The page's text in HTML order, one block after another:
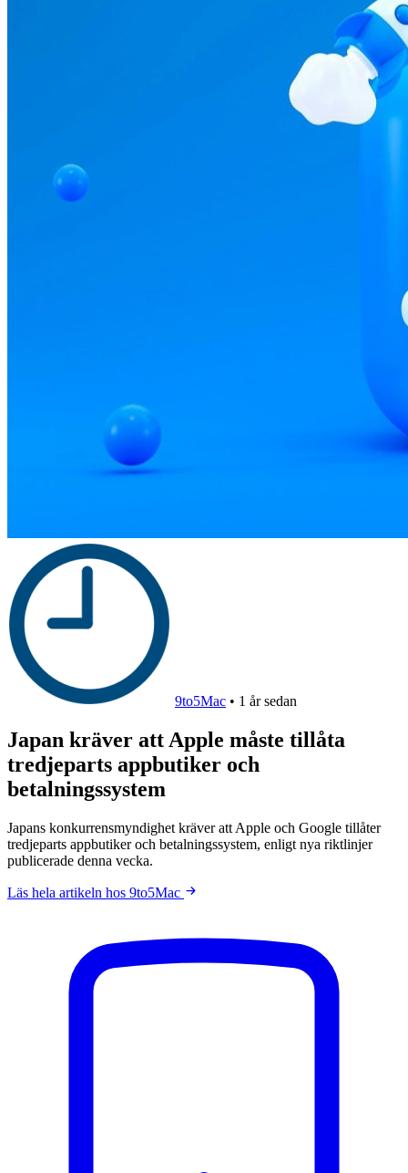
9to5Mac • 1 år sedan
Japan kräver att Apple måste tillåta
tredjeparts appbutiker och
betalningssystem
Japans konkurrensmyndighet kräver att Apple och Google tillåter
tredjeparts appbutiker och betalningssystem, enligt nya riktlinjer
publicerade denna vecka.
Läs hela artikeln hos 9to5Mac